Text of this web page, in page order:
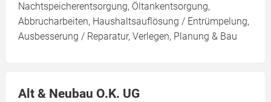
Nachtspeicherentsorgung, Öltankentsorgung,
Abbrucharbeiten, Haushaltsauflösung / Entrümpelung,
Ausbesserung / Reparatur, Verlegen, Planung & Bau
Alt & Neubau O.K. UG